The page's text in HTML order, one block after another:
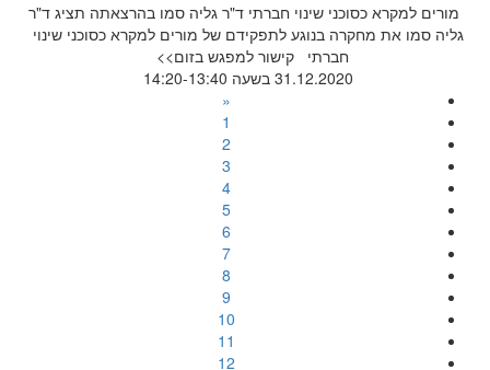
מורים למקרא כסוכני שינוי חברתי ד"ר גליה סמו בהרצאתה תציג ד"ר
גליה סמו את מחקרה בנוגע לתפקידם של מורים למקרא כסוכני שינוי
חברתי קישור למפגש בזום>>
31.12.2020 בשעה 14:20-13:40
«
1
2
3
4
5
6
7
8
9
10
11
12